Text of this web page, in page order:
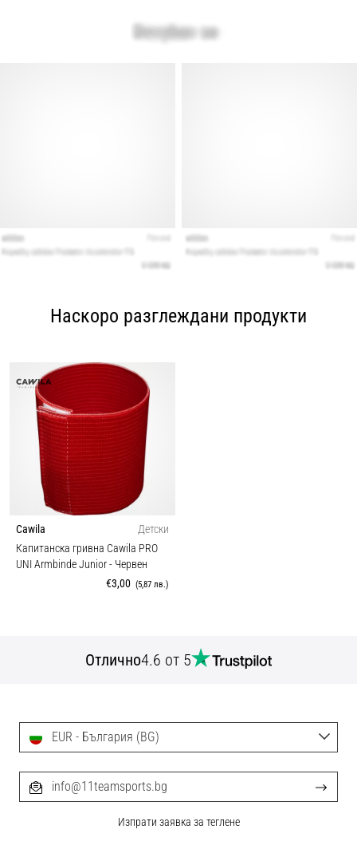
Наскоро разглеждани продукти
Cawila
Детски
Капитанска гривна Cawila PRO
UNI Armbinde Junior- Червен
€3,00 (5,87 лв.)
Отлично4.6 от 5
EUR - България (BG)
info@11teamsports.bg
Изпрати заявка за теглене